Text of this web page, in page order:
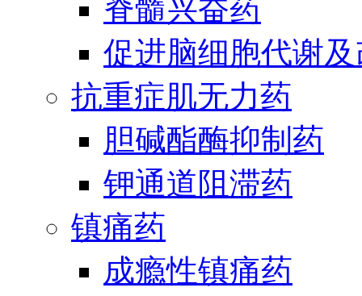
脊髓兴奋药
促进脑细胞代谢
抗重症肌无力药
胆碱酯酶抑制药
钾通道阻滞药
镇痛药
成瘾性镇痛药